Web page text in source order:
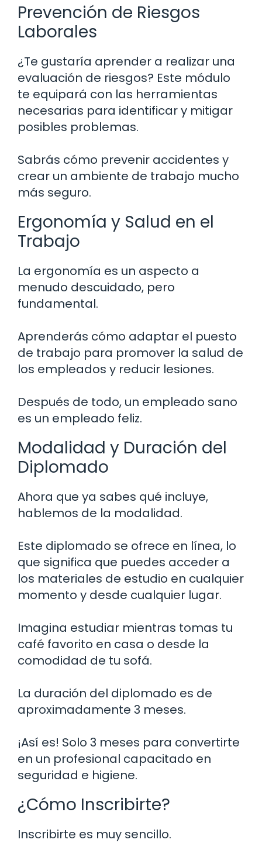
Prevención de Riesgos
Laborales
¿Te gustaría aprender a realizar una
evaluación de riesgos? Este módulo
te equipará con las herramientas
necesarias para identificar y mitigar
posibles problemas.
Sabrás cómo prevenir accidentes y
crear un ambiente de trabajo mucho
más seguro.
Ergonomía y Salud en el
Trabajo
La ergonomía es un aspecto a
menudo descuidado, pero
fundamental.
Aprenderás cómo adaptar el puesto
de trabajo para promover la salud de
los empleados y reducir lesiones.
Después de todo, un empleado sano
es un empleado feliz.
Modalidad y Duración del
Diplomado
Ahora que ya sabes qué incluye,
hablemos de la modalidad.
Este diplomado se ofrece en línea, lo
que significa que puedes acceder a
los materiales de estudio en cualquier
momento y desde cualquier lugar.
Imagina estudiar mientras tomas tu
café favorito en casa o desde la
comodidad de tu sofá.
La duración del diplomado es de
aproximadamente 3 meses.
¡Así es! Solo 3 meses para convertirte
en un profesional capacitado en
seguridad e higiene.
¿Cómo Inscribirte?
Inscribirte es muy sencillo.